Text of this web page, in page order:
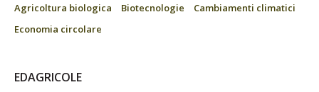
Agricoltura biologica
Biotecnologie
Cambiamenti climatici
Economia circolare
EDAGRICOLE